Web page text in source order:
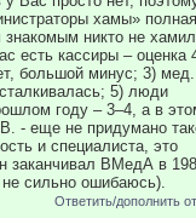
хамы» полная
знакомым никто не
есть кассиры – оценка
большой минус; 3) мед.
5) люди
году – 3–4, а в
- еще не придумано
и специалиста, это
заканчивал ВМедА в
сильно ошибаюсь).
Ответить/дополнить